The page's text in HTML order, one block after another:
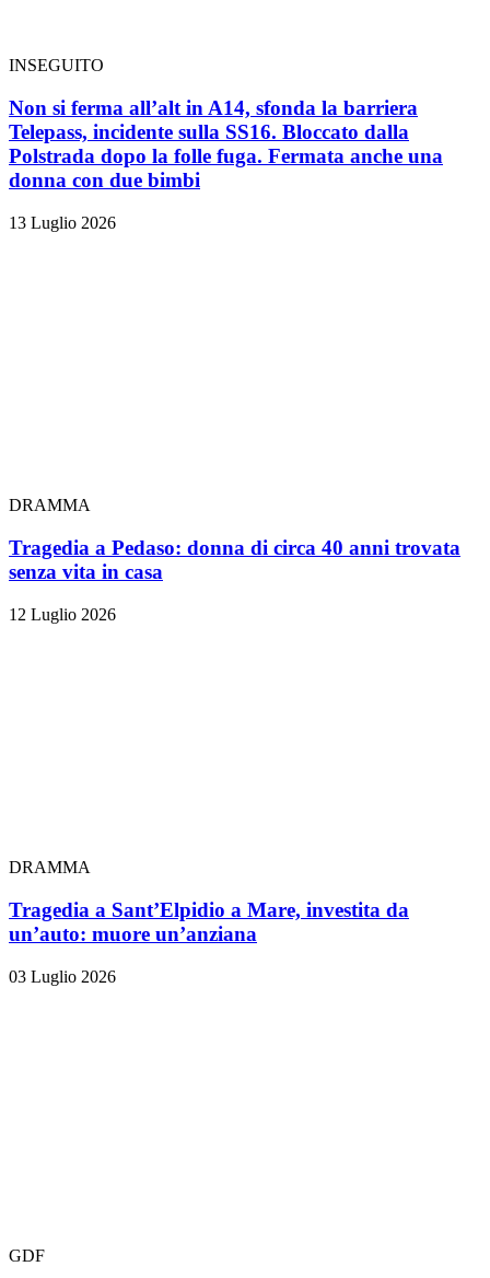
INSEGUITO
Non si ferma all’alt in A14, sfonda la barriera
Telepass, incidente sulla SS16. Bloccato dalla
Polstrada dopo la folle fuga. Fermata anche una
donna con due bimbi
13 Luglio 2026
DRAMMA
Tragedia a Pedaso: donna di circa 40 anni trovata
senza vita in casa
12 Luglio 2026
DRAMMA
Tragedia a Sant’Elpidio a Mare, investita da
un’auto: muore un’anziana
03 Luglio 2026
GDF